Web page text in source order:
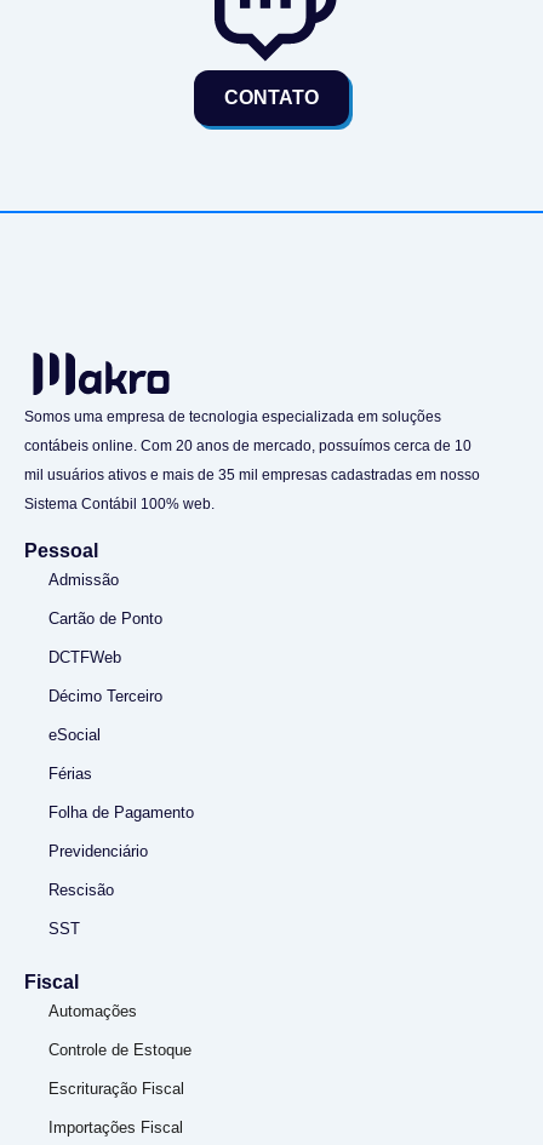
CONTATO
Somos uma empresa de tecnologia especializada em soluções
contábeis online. Com 20 anos de mercado, possuímos cerca de 10
mil usuários ativos e mais de 35 mil empresas cadastradas em nosso
Sistema Contábil 100% web.
Pessoal
Admissão
Cartão de Ponto
DCTFWeb
Décimo Terceiro
eSocial
Férias
Folha de Pagamento
Previdenciário
Rescisão
SST
Fiscal
Automações
Controle de Estoque
Escrituração Fiscal
Importações Fiscal